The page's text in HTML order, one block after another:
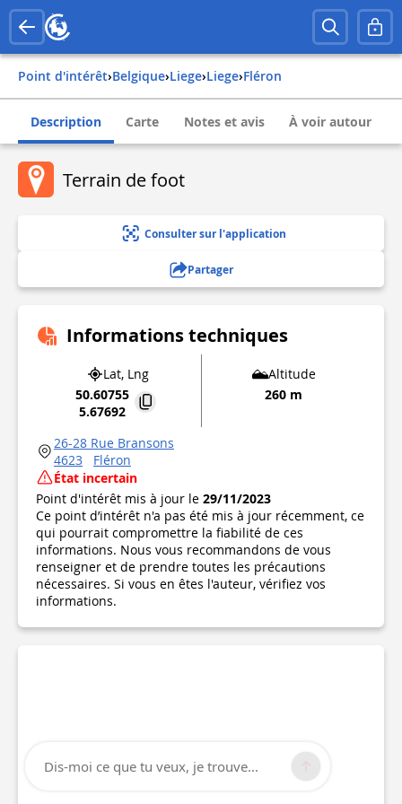
Point d'intérêt› belgique› liege› liege› fléron
Description Carte Notes et avis À voir autour
Terrain de foot
Consulter sur l'application
Partager
Informations techniques
Lat, Lng
50.60755
5.67692
Altitude
260 m
26-28 Rue Bransons
4623
Fléron
État incertain
Point d'intérêt mis à jour le 29/11/2023
Ce point d’intérêt n'a pas été mis à jour récemment, ce
qui pourrait compromettre la fiabilité de ces
informations. Nous vous recommandons de vous
renseigner et de prendre toutes les précautions
nécessaires. Si vous en êtes l'auteur, vérifiez vos
informations.
Dis-moi ce que tu veux, je trouve...